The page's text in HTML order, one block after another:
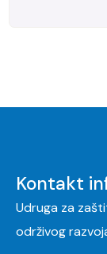
Kontakt
Udruga za
održivog